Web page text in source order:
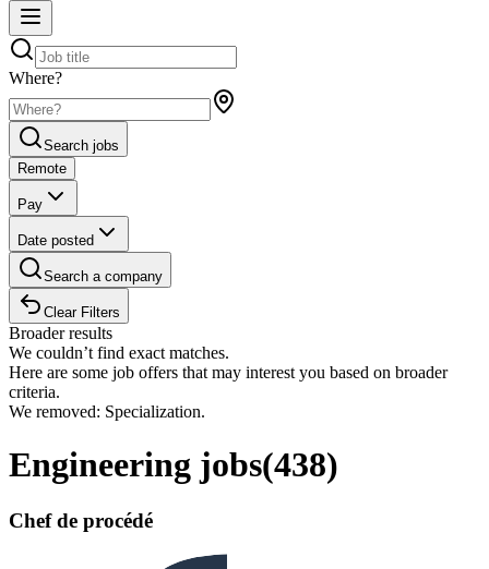
Where?
Search jobs
Remote
Pay
Date posted
Search a company
Clear Filters
Broader results
We couldn’t find exact matches.
Here are some job offers that may interest you based on broader
criteria.
We removed: Specialization.
Engineering jobs(438)
Chef de procédé